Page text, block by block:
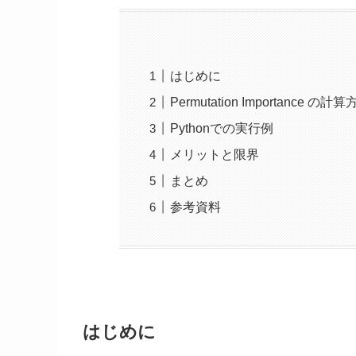
はじめに
Permutation Importance の計算
Pythonでの実行例
メリットと限界
まとめ
参考資料
はじめに